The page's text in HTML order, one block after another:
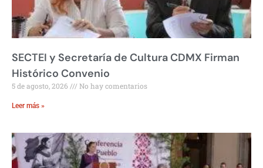
SECTEI y Secretaría de Cultura CDMX Firman
Histórico Convenio
5 de agosto, 2026 No hay comentarios
Leer más »